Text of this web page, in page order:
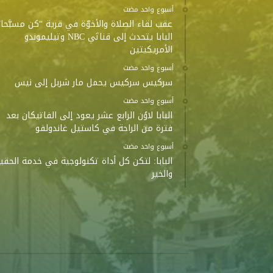
‫‫‫‏‫أسبوع واحد مضت‬
عقب لقاء الصلاة والأخوّة في قرية “كن
البابا يتحدث إلى قناتَي NBC وتيليموندو
الأمريكيتين
‫‫‫‏‫أسبوع واحد مضت‬
سركيس سركيس يحمل مار شربل إلى نيس
‫‫‫‏‫أسبوع واحد مضت‬
البابا لاوُن الرابع عشر يعود إلى الفاتيكان بعد
فترة من الراحة في كاستيل غاندولفو
‫‫‫‏‫أسبوع واحد مضت‬
البابا: لتكن كل أداة تكنولوجية في خدمة
والخير